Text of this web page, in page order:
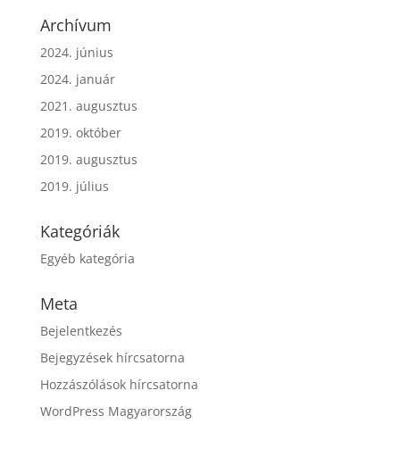
Archívum
2024. június
2024. január
2021. augusztus
2019. október
2019. augusztus
2019. július
Kategóriák
Egyéb kategória
Meta
Bejelentkezés
Bejegyzések hírcsatorna
Hozzászólások hírcsatorna
WordPress Magyarország